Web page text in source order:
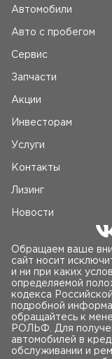
Автомобили
Авто c пробегом
Сервис
Запчасти
Акции
Инвесторам
Услуги
Контакты
Лизинг
Новости
Обращаем ваше
сайт носит
и ни при каких
определяемой
кодекса
подробной
обращайтесь к
РОЛЬФ. Для
автомобилей в
обслуживании и